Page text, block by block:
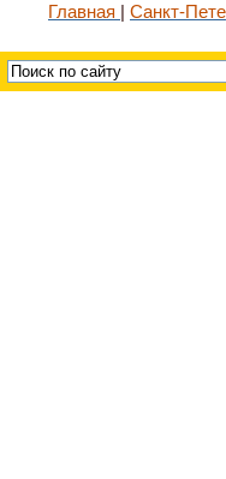
Главная Санкт-